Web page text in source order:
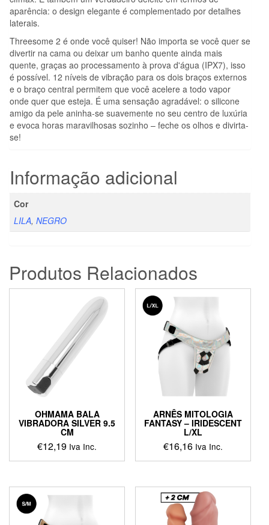
aparência: o design elegante é complementado por detalhes
laterais.
Threesome 2 é onde você quiser! Não importa se você quer se
divertir na cama ou deixar um banho quente ainda mais
quente, graças ao processamento à prova d'água (IPX7), isso
é possível. 12 níveis de vibração para os dois braços externos
e o braço central permitem que você acelere a todo vapor
onde quer que esteja. É uma sensação agradável: o silicone
amigo da pele aninha-se suavemente no seu centro de luxúria
e evoca horas maravilhosas sozinho – feche os olhos e divirta-
se!
Informação adicional
Cor
LILA, NEGRO
Produtos Relacionados
OHMAMA BALA
VIBRADORA SILVER 9.5
CM
€12,19 Iva Inc.
ARNÊS MITOLOGIA
FANTASY – IRIDESCENT
L/XL
€16,16 Iva Inc.